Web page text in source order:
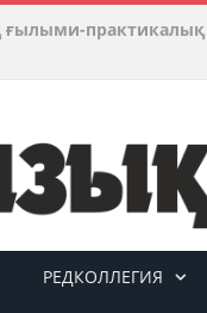
ғылыми-
РЕДКОЛЛЕГИЯ